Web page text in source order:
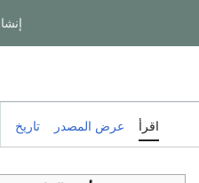
اقرأ عرض المصدر تاريخ